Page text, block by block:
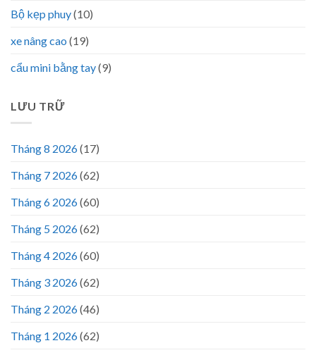
Bộ kẹp phuy(10)
xe nâng cao (19)
cẩu mini bằng tay(9)
LƯU TRỮ
Tháng 8 2026(17)
Tháng 7 2026(62)
Tháng 6 2026(60)
Tháng 5 2026(62)
Tháng 4 2026(60)
Tháng 3 2026(62)
Tháng 2 2026(46)
Tháng 1 2026(62)